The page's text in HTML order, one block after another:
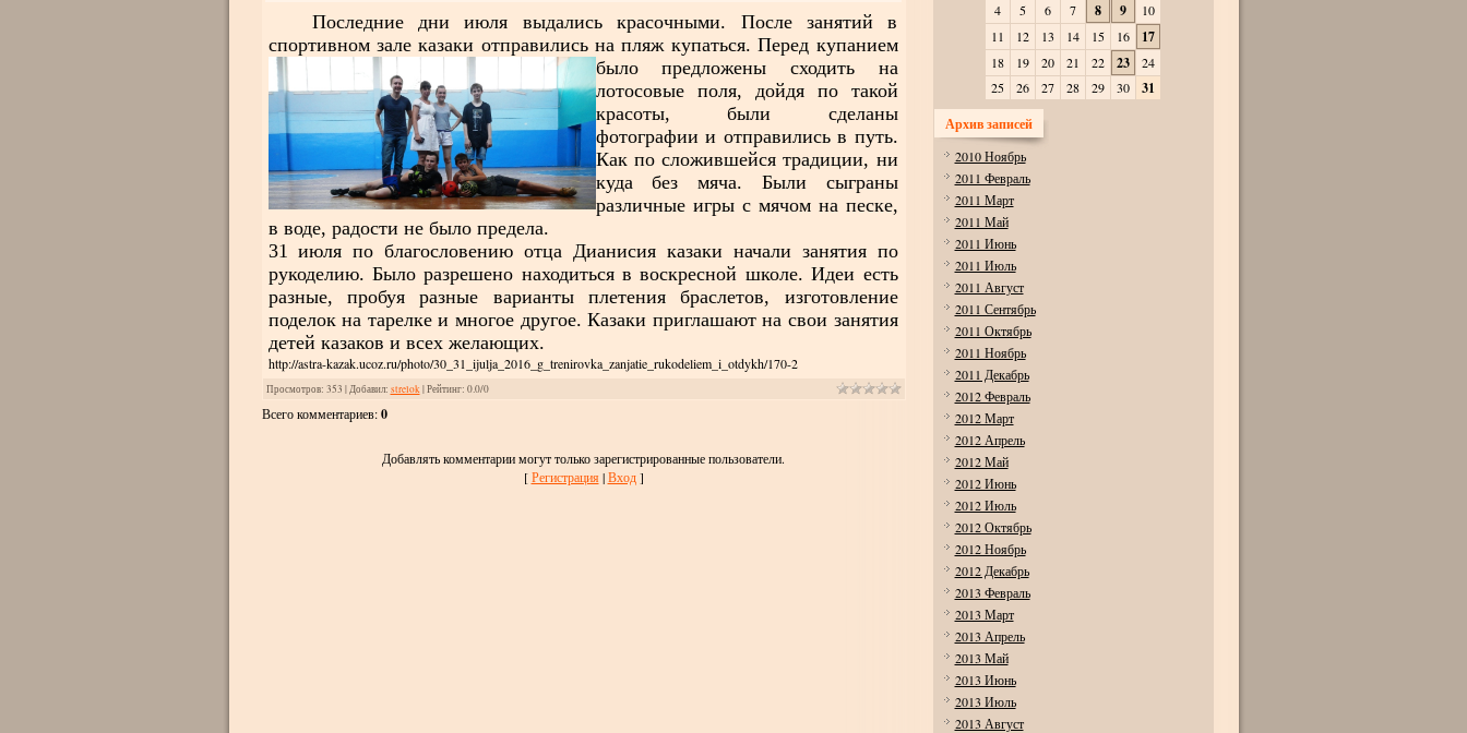
Последние дни июля выдались красочными. После занятий в
спортивном зале казаки отправились на пляж купаться. Перед купанием
было предложены сходить на
лотосовые поля, дойдя по такой
красоты, были сделаны
фотографии и отправились в путь.
Как по сложившейся традиции, ни
куда без мяча. Были сыграны
различные игры с мячом на песке,
в воде, радости не было предела.
31 июля по благословению отца Дианисия казаки начали занятия по
рукоделию. Было разрешено находиться в воскресной школе. Идеи есть
разные, пробуя разные варианты плетения браслетов, изготовление
поделок на тарелке и многое другое. Казаки приглашают на свои занятия
детей казаков и всех желающих.
http://astra-kazak.ucoz.ru/photo/30_31_ijulja_2016_g_trenirovka_zanjatie_rukodeliem_i_otdykh/170-2
Просмотров: 353 |Добавил: strelok|Рейтинг: 0.0/0
Всего комментариев:0
Добавлять комментарии могут только зарегистрированные пользователи.
[Регистрация |Вход]
4
5 6 7 8 9
10
11
12 13 14 15 16 17
18 19 20 21 22 23
24
25
26 27 28 29 30
31
Архив записей
2010 Ноябрь
2011 Февраль
2011 Март
2011 Май
2011 Июнь
2011 Июль
2011 Август
2011 Сентябрь
2011 Октябрь
2011 Ноябрь
2011 Декабрь
2012 Февраль
2012 Март
2012 Апрель
2012 Май
2012 Июнь
2012 Июль
2012 Октябрь
2012 Ноябрь
2012 Декабрь
2013 Февраль
2013 Март
2013 Апрель
2013 Май
2013 Июнь
2013 Июль
2013 Август